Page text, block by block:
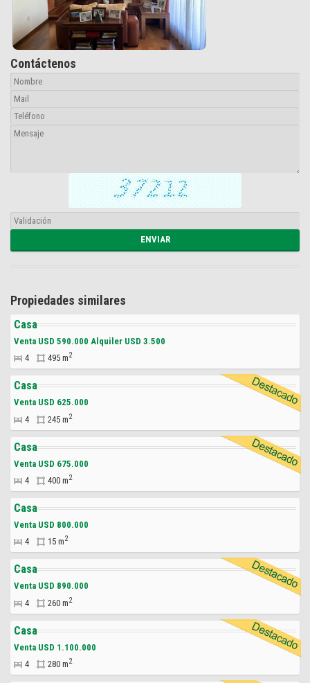
Contáctenos
Propiedades similares
Casa
Venta USD 590.000 Alquiler USD 3.500
4
495 m2
Casa
Venta USD 625.000
4
245 m2
Casa
Venta USD 675.000
4
400 m2
Casa
Venta USD 800.000
4
15 m2
Casa
Venta USD 890.000
4
260 m2
Casa
Venta USD 1.100.000
4
280 m2